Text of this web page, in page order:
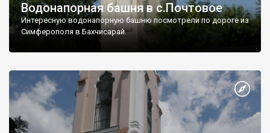
Водонапорная башня в с.Почтовое
Интересную водонапорную башню посмотрели по дороге из
Симферополя в Бахчисарай.